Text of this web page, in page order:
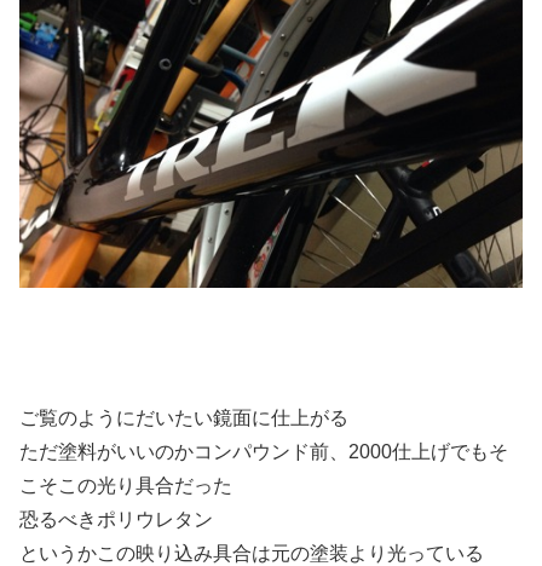
ご覧のようにだいたい鏡面に仕上がる
ただ塗料がいいのかコンパウンド前、2000仕上げでもそ
こそこの光り具合だった
恐るべきポリウレタン
というかこの映り込み具合は元の塗装より光っている